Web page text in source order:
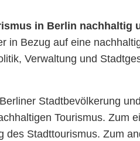
in Berlin
Bezug auf eine
Verwaltung und
Stadtbevölkerung
Tourismus. Zum
Stadttourismus. Zum